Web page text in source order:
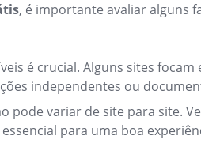
, é importante avaliar alguns
é crucial. Alguns sites focam
independentes ou
pode variar de site para site.
para uma boa